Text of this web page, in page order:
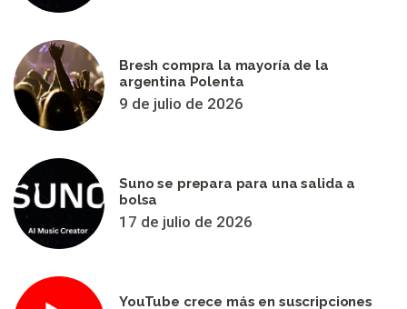
Bresh compra la mayoría de la
argentina Polenta
9 de julio de 2026
Suno se prepara para una salida a
bolsa
17 de julio de 2026
YouTube crece más en suscripciones